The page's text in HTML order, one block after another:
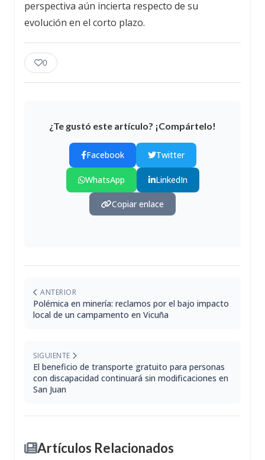
perspectiva aún incierta respecto de su
evolución en el corto plazo.
0
¿Te gustó este artículo? ¡Compártelo!
Facebook Twitter
WhatsApp LinkedIn
Copiar enlace
ANTERIOR
Polémica en minería: reclamos por el bajo impacto
local de un campamento en Vicuña
SIGUIENTE
El beneficio de transporte gratuito para personas
con discapacidad continuará sin modificaciones en
San Juan
Artículos Relacionados